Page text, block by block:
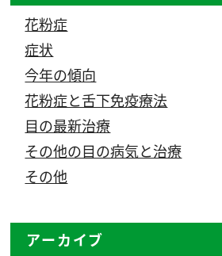
花粉症
症状
今年の傾向
花粉症と舌下免疫療法
目の最新治療
その他の目の病気と治療
その他
アーカイブ